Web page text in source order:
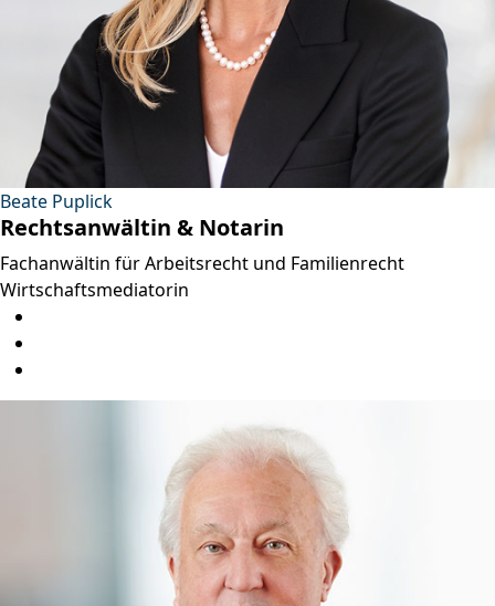
Beate Puplick
Rechtsanwältin & Notarin
Fachanwältin für Arbeitsrecht und Familienrecht
Wirtschaftsmediatorin